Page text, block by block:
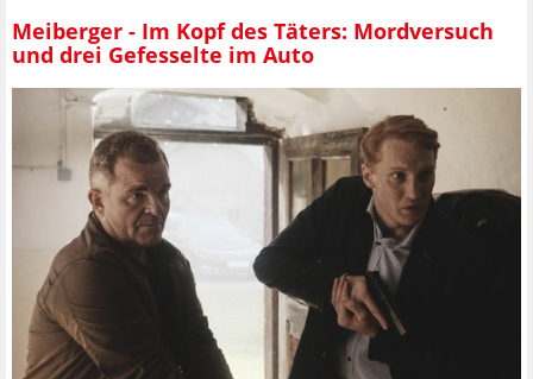
Meiberger - Im Kopf des Täters: Mordversuch
und drei Gefesselte im Auto